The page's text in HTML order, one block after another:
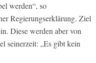
werden“, so
Regierungserklärung. Ziel
Diese werden aber von
seinerzeit: „Es gibt kein